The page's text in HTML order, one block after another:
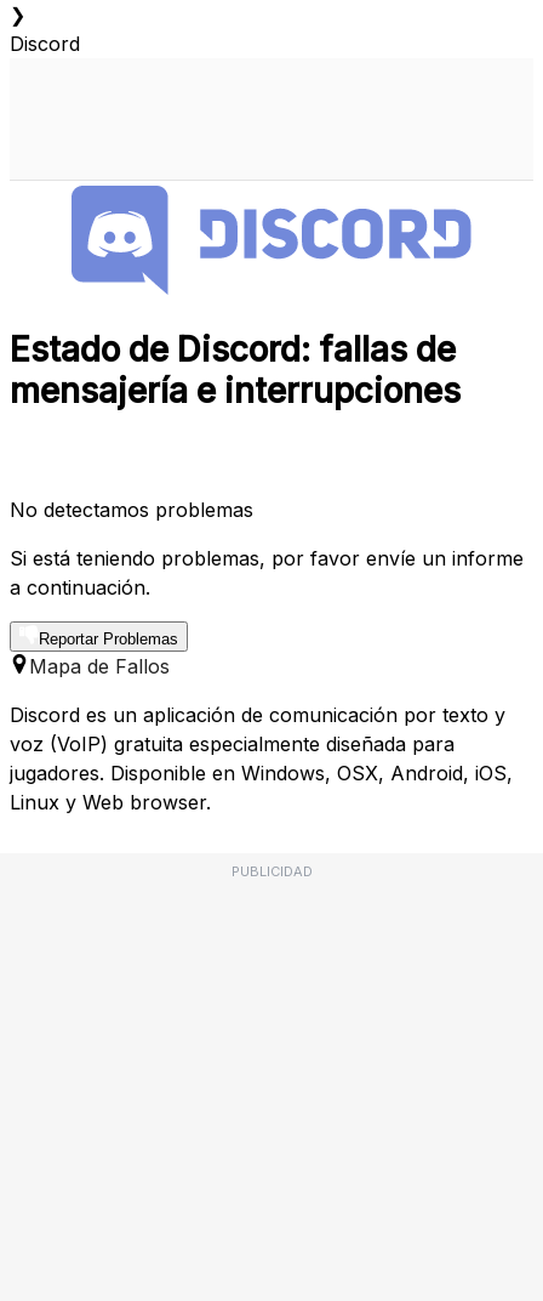
❯
Discord
Estado de Discord: fallas de
mensajería e interrupciones
No detectamos problemas
Si está teniendo problemas, por favor envíe un informe
a continuación.
Reportar Problemas
Mapa de Fallos
Discord es un aplicación de comunicación por texto y
voz (VoIP) gratuita especialmente diseñada para
jugadores. Disponible en Windows, OSX, Android, iOS,
Linux y Web browser.
PUBLICIDAD